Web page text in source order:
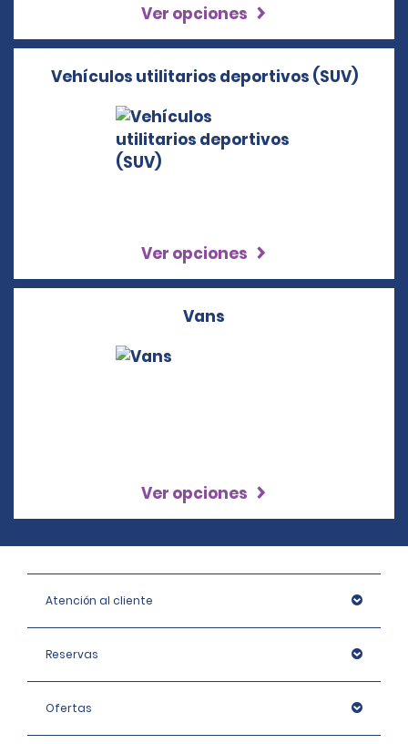
Ver opciones
Vehículos utilitarios deportivos (SUV)
Ver opciones
Vans
Ver opciones
Atención al cliente
Reservas
Ofertas